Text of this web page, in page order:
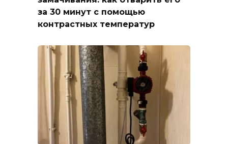
за 30 минут с помощью
контрастных температур